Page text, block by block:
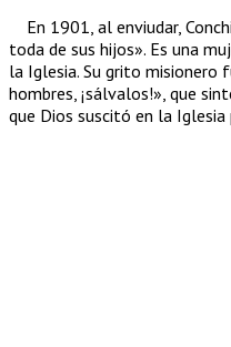
En 1901, al enviudar,
toda de sus hijos». Es una
la Iglesia. Su grito misionero
hombres, ¡sálvalos!», que
que Dios suscitó en la Iglesia